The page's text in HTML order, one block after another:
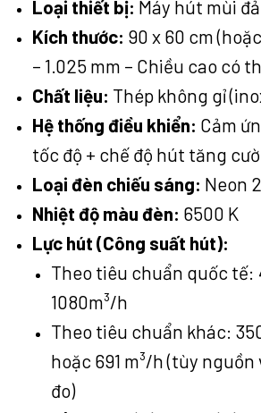
Loại thiết bị: Máy hút mùi
Kích thước: 90 x 60 cm
– 1.025 mm – Chiều cao có
Chất liệu: Thép không gỉ
Hệ thống điều khiển: Cảm
tốc độ + chế độ hút tăng
Loại đèn chiếu sáng: Neon
Nhiệt độ màu đèn: 6500 K
Lực hút (Công suất hút):
Theo tiêu chuẩn quốc tế:
1080m³/h
Theo tiêu chuẩn khác:
hoặc 691 m³/h (tùy
đo)